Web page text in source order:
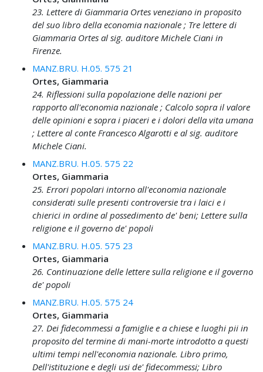
23. Lettere di Giammaria Ortes veneziano in proposito
del suo libro della economia nazionale ; Tre lettere di
Giammaria Ortes al sig. auditore Michele Ciani in
Firenze.
MANZ.BRU. H.05. 575 21
Ortes, Giammaria
24. Riflessioni sulla popolazione delle nazioni per
rapporto all'economia nazionale ; Calcolo sopra il valore
delle opinioni e sopra i piaceri e i dolori della vita umana
; Lettere al conte Francesco Algarotti e al sig. auditore
Michele Ciani.
MANZ.BRU. H.05. 575 22
Ortes, Giammaria
25. Errori popolari intorno all'economia nazionale
considerati sulle presenti controversie tra i laici e i
chierici in ordine al possedimento de' beni; Lettere sulla
religione e il governo de' popoli
MANZ.BRU. H.05. 575 23
Ortes, Giammaria
26. Continuazione delle lettere sulla religione e il governo
de' popoli
MANZ.BRU. H.05. 575 24
Ortes, Giammaria
27. Dei fidecommessi a famiglie e a chiese e luoghi pii in
proposito del termine di mani-morte introdotto a questi
ultimi tempi nell'economia nazionale. Libro primo,
Dell'istituzione e degli usi de' fidecommessi; Libro